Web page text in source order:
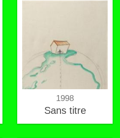
1998
Sans titre